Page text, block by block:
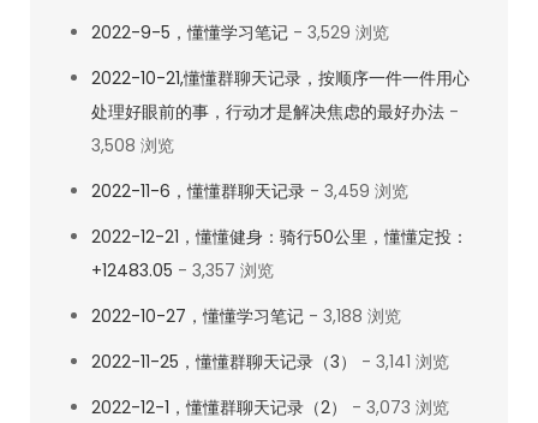
2022-9-5，懂懂学习笔记 - 3,529 浏览
2022-10-21,懂懂群聊天记录，按顺序一件一件用心
处理好眼前的事，行动才是解决焦虑的最好办法 -
3,508 浏览
2022-11-6，懂懂群聊天记录 - 3,459 浏览
2022-12-21，懂懂健身：骑行50公里，懂懂定投：
+12483.05 - 3,357 浏览
2022-10-27，懂懂学习笔记 - 3,188 浏览
2022-11-25，懂懂群聊天记录（3）
- 3,141 浏览
2022-12-1，懂懂群聊天记录（2）
- 3,073 浏览